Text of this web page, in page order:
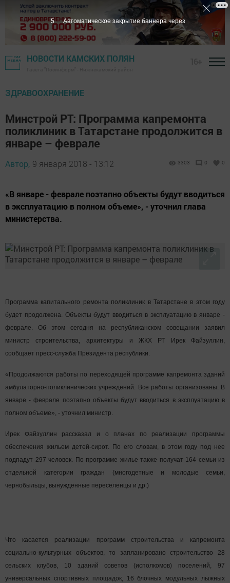
НОВОСТИ КАМСКИХ ПОЛЯН
ЗДРАВООХРАНЕНИЕ
Минстрой РТ: Программа капремонта
поликлиник в Татарстане продолжится в
январе – феврале
Автор, 9 января 2018 - 13:12 3303 0 0
«В январе - феврале поэтапно объекты будут вводиться
в эксплуатацию в полном объеме», - уточнил глава
министерства.
Программа капитального ремонта поликлиник в Татарстане в этом году
будет продолжена. Объекты будут вводиться в эксплуатацию в январе -
феврале. Об этом сегодня на республиканском совещании заявил
министр строительства, архитектуры и ЖКХ РТ Ирек Файзуллин,
сообщает пресс-служба Президента республики.
«Продолжаются работы по переходящей программе капремонта зданий
амбулаторно-поликлинических учреждений. Все работы организованы. В
январе - феврале поэтапно объекты будут вводиться в эксплуатацию в
полном объеме», - уточнил министр.
Ирек Файзуллин рассказал и о планах по реализации программы
обеспечения жильем детей-сирот. По его словам, в этом году под нее
подпадут 297 человек. По программе жилье также получат 164 семьи из
отдельной категории граждан (многодетные и молодые семьи,
чернобыльцы, вынужденные переселенцы и др.)
Что касается реализации программ строительства и капремонта
социально-культурных объектов, то запланировано строительство 28
сельских клубов, 10 зданий советов (исполкомов) поселений, 97
универсальных спортивных площадок, 16 блочных модульных лыжных
4 Автоматическое закрытие баннера через